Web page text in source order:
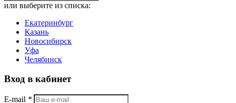
или выберите из списка:
Екатеринбург
Казань
Новосибирск
Уфа
Челябинск
Вход в кабинет
E-mail *